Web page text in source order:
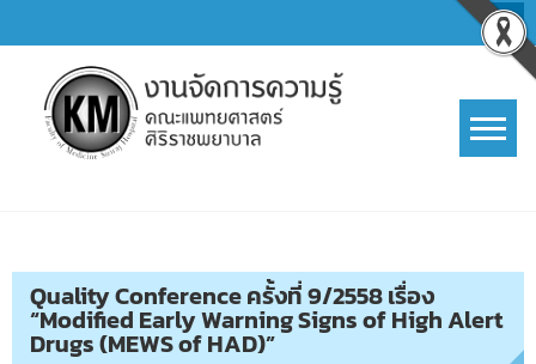
to
content
Quality Conference ครั้งที่ 9/2558 เรื่อง
“Modified Early Warning Signs of High Alert
Drugs (MEWS of HAD)”